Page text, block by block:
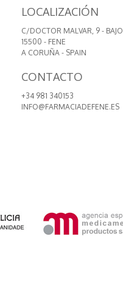
LOCALIZACIÓN
C/DOCTOR MALVAR, 9 - BAJO
15500 - FENE
A CORUÑA - SPAIN
CONTACTO
+34 981 340153
INFO@FARMACIADEFENE.ES